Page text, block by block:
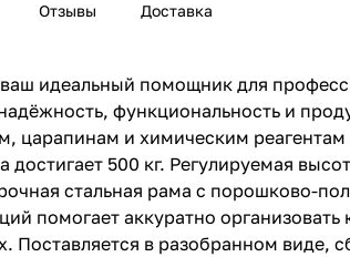
Отзывы Доставка
идеальный помощник для
функциональность и
царапинам и химическим
500 кг. Регулируемая
стальная рама с порошково-
помогает аккуратно
Поставляется в разобранном виде,